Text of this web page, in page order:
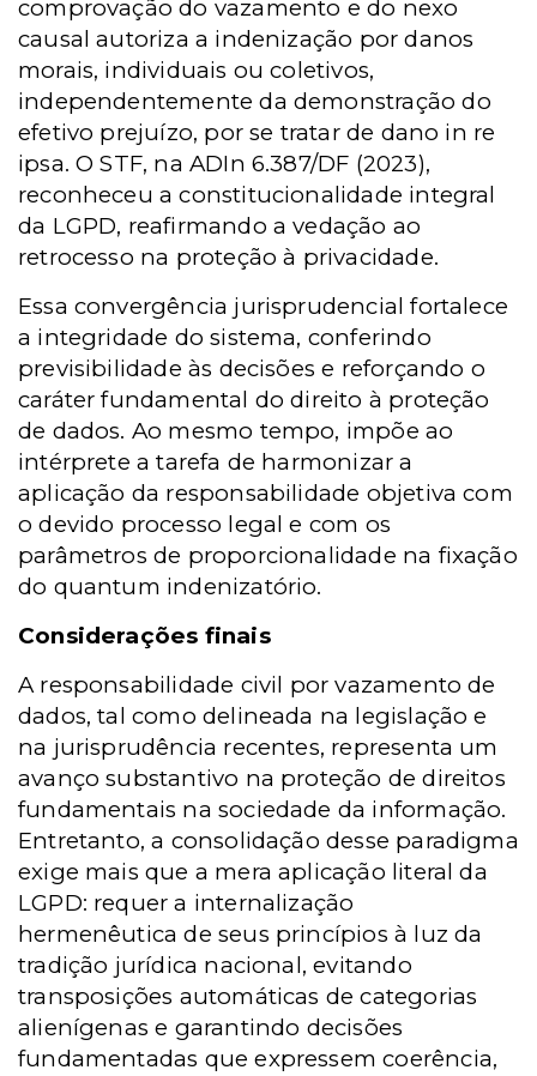
comprovação do vazamento e do nexo
causal autoriza a indenização por danos
morais, individuais ou coletivos,
independentemente da demonstração do
efetivo prejuízo, por se tratar de dano in re
ipsa. O STF, na ADIn 6.387/DF (2023),
reconheceu a constitucionalidade integral
da LGPD, reafirmando a vedação ao
retrocesso na proteção à privacidade.
Essa convergência jurisprudencial fortalece
a integridade do sistema, conferindo
previsibilidade às decisões e reforçando o
caráter fundamental do direito à proteção
de dados. Ao mesmo tempo, impõe ao
intérprete a tarefa de harmonizar a
aplicação da responsabilidade objetiva com
o devido processo legal e com os
parâmetros de proporcionalidade na fixação
do quantum indenizatório.
Considerações finais
A responsabilidade civil por vazamento de
dados, tal como delineada na legislação e
na jurisprudência recentes, representa um
avanço substantivo na proteção de direitos
fundamentais na sociedade da informação.
Entretanto, a consolidação desse paradigma
exige mais que a mera aplicação literal da
LGPD: requer a internalização
hermenêutica de seus princípios à luz da
tradição jurídica nacional, evitando
transposições automáticas de categorias
alienígenas e garantindo decisões
fundamentadas que expressem coerência,